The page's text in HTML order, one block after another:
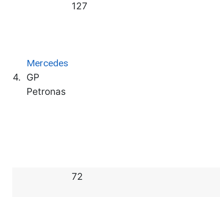
4.
Mercedes
GP
Petronas
127
72